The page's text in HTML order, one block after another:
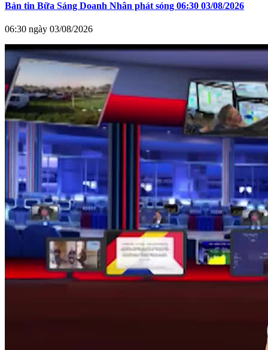
Bản tin Bữa Sáng Doanh Nhân phát sóng 06:30 03/08/2026
06:30 ngày 03/08/2026